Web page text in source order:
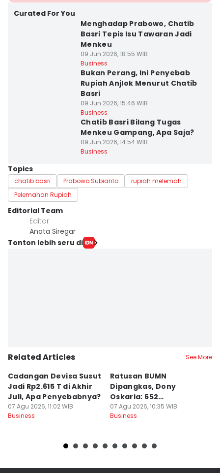
Curated For You
Menghadap Prabowo, Chatib
Basri Tepis Isu Tawaran Jadi
Menkeu
09 Jun 2026, 18:55 WIB
Business
Bukan Perang, Ini Penyebab
Rupiah Anjlok Menurut Chatib
Basri
09 Jun 2026, 15:46 WIB
Business
Chatib Basri Bilang Tugas
Menkeu Gampang, Apa Saja?
09 Jun 2026, 14:54 WIB
Business
Topics
chatib basri Prabowo Subianto
rupiah melemah
Pelemahan Rupiah
Editorial Team
Editor
Anata Siregar
Tonton lebih seru di
Related Articles See More
Cadangan Devisa Susut
Jadi Rp2.615 T di Akhir
Juli, Apa Penyebabnya?
07 Agu 2026, 11:02 WIB
Business
Ratusan BUMN
Dipangkas, Dony
Oskaria: 652
Perusahaan Akan Hilang
07 Agu 2026, 10:35 WIB
Business